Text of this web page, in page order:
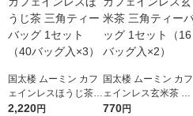
国太楼 ムーミン カフ
ェインレスほうじ茶
三角ティーバッグ 1セ
2,220円
国太楼 ムーミン カフ
ェインレス玄米茶 三
角ティーバッグ 1セッ
770円